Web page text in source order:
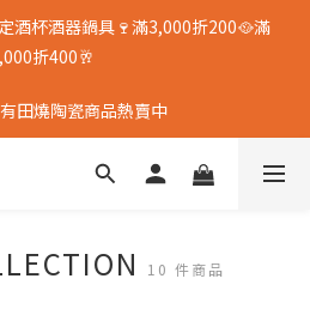
酒杯酒器鍋具🍷滿3,000折200🥘滿
折400🥂
田燒陶瓷商品熱賣中
10 件商品